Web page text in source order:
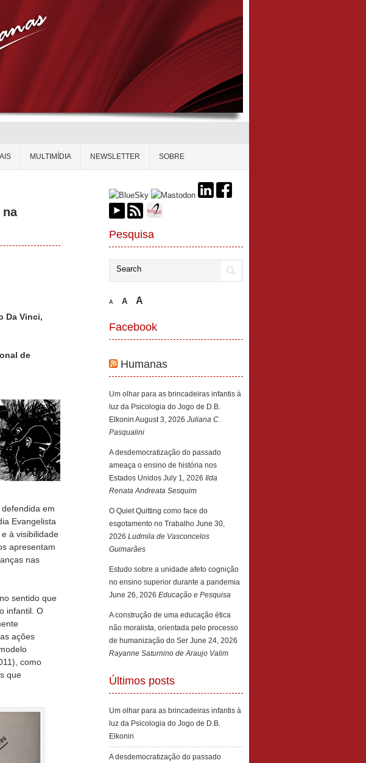
MULTIMÍDIA NEWSLETTER SOBRE
na
Da Vinci,
de
em
Evangelista
à visibilidade
apresentam
nas
sentido que
infantil. O
ações
como
que
Pesquisa
A A A
Facebook
Humanas
Um olhar para as brincadeiras infantis à
luz da Psicologia do Jogo de D.B.
Elkonin August 3, 2026 Juliana C.
Pasqualini
A desdemocratização do passado
ameaça o ensino de história nos
Estados Unidos July 1, 2026 Ilda
Renata Andreata Sesquim
O Quiet Quitting como face do
esgotamento no Trabalho June 30,
2026 Ludmila de Vasconcelos
Guimarães
Estudo sobre a unidade afeto cognição
no ensino superior durante a pandemia
June 26, 2026 Educação e Pesquisa
A construção de uma educação ética
não moralista, orientada pelo processo
de humanização do Ser June 24, 2026
Rayanne Saturnino de Araujo Valim
Últimos posts
Um olhar para as brincadeiras infantis à
luz da Psicologia do Jogo de D.B.
Elkonin
A desdemocratização do passado